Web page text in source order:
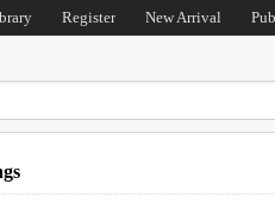
Register New Arrival